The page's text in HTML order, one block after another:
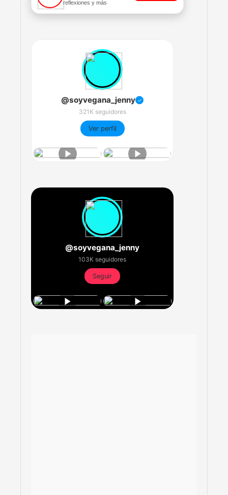
reflexiones y más
@soyvegana_jenny ✓
321K seguidores
Ver perfil
@soyvegana_jenny
103K seguidores
Seguir